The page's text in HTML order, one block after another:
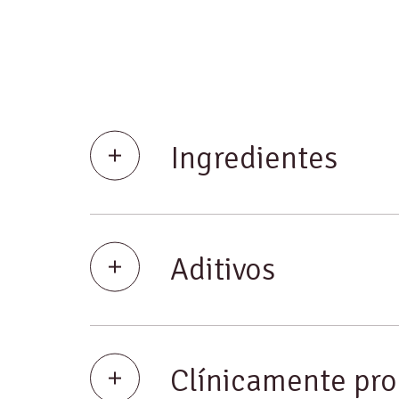
Ingredientes
Aditivos
Clínicamente